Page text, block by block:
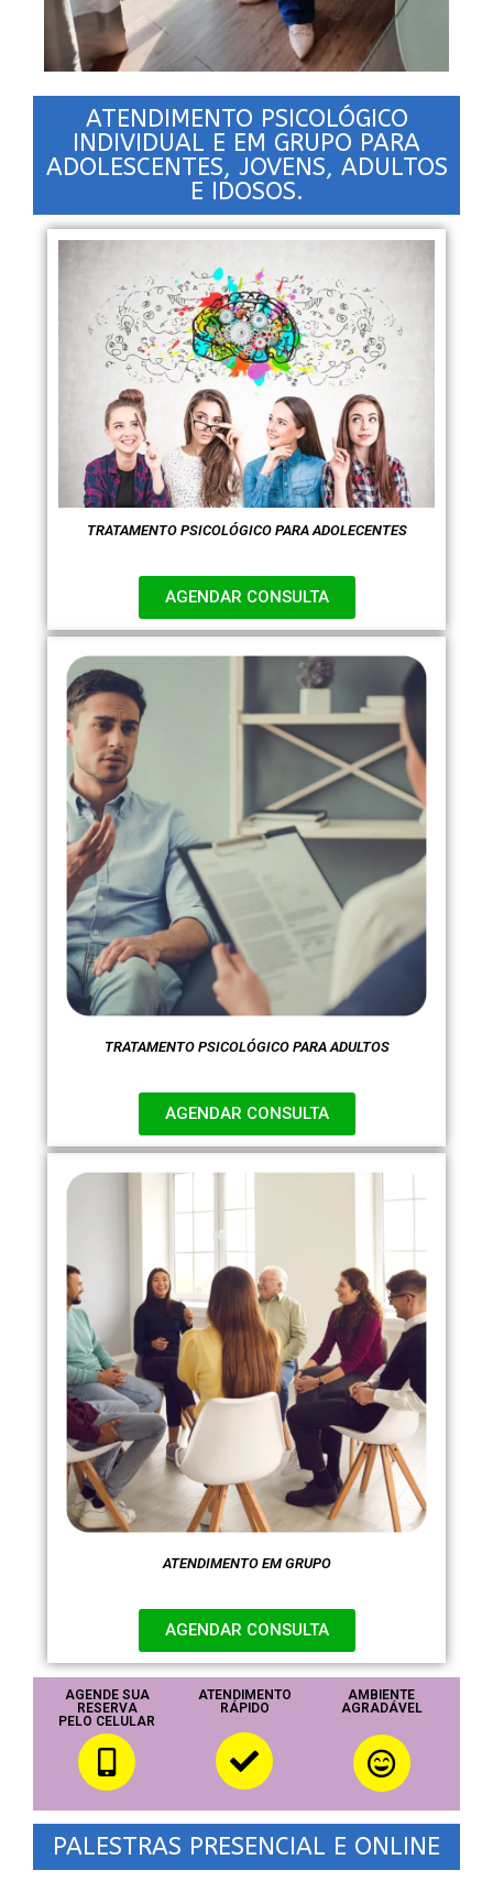
ATENDIMENTO PSICOLÓGICO
INDIVIDUAL E EM GRUPO PARA
ADOLESCENTES, JOVENS, ADULTOS
E IDOSOS.
TRATAMENTO PSICOLÓGICO PARA ADOLECENTES
AGENDAR CONSULTA
TRATAMENTO PSICOLÓGICO PARA ADULTOS
AGENDAR CONSULTA
ATENDIMENTO EM GRUPO
AGENDAR CONSULTA
AGENDE SUA
RESERVA
PELO CELULAR
ATENDIMENTO
RÁPIDO
AMBIENTE
AGRADÁVEL
PALESTRAS PRESENCIAL E ONLINE